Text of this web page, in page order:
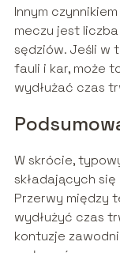
Innym
meczu jest
sędziów. Jeśli w
fauli i kar, może
wydłużać czas
W skrócie,
składających
Przerwy między
wydłużyć czas
kontuzje